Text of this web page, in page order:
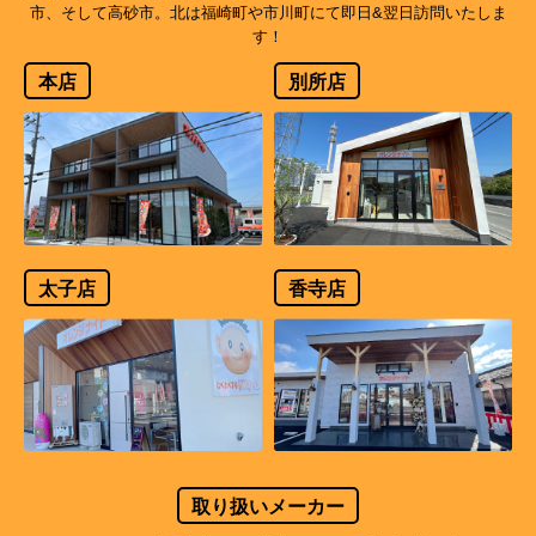
市、そして高砂市。北は福崎町や市川町にて即日&翌日訪問いたしま
す！
本店 別所店
太子店 香寺店
取り扱いメーカー